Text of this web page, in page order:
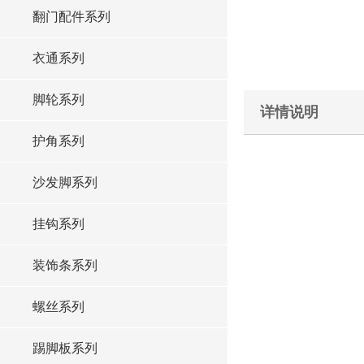
翻门配件系列
衣通系列
脚轮系列
护角系列
沙发脚系列
挂钩系列
装饰条系列
螺丝系列
踢脚板系列
详情说明